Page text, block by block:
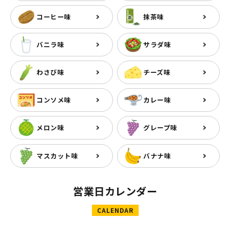
コーヒー味 抹茶味
バニラ味 サラダ味
わさび味 チーズ味
コンソメ味 カレー味
メロン味 グレープ味
マスカット味 バナナ味
営業日カレンダー
CALENDAR